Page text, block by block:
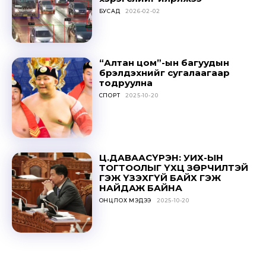
БУСАД 2026-02-02
“Алтан цом”-ын багуудын
бүрэлдэхүүнийг сугалаагаар
тодруулна
СПОРТ 2025-10-20
Ц.ДАВААСҮРЭН: УИХ-ЫН
ТОГТООЛЫГ ҮХЦ ЗӨРЧИЛТЭЙ
ГЭЖ ҮЗЭХГҮЙ БАЙХ ГЭЖ
НАЙДАЖ БАЙНА
ОНЦЛОХ МЭДЭЭ 2025-10-20